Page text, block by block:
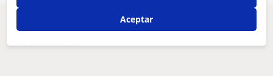
Otros profesores en Logroño que pueden
interesarte
Aceptar